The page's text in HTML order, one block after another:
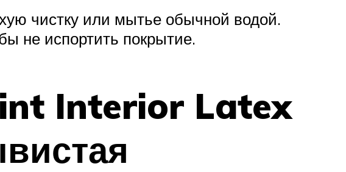
чистку или мытье обычной водой.
не испортить покрытие.
Interior Latex